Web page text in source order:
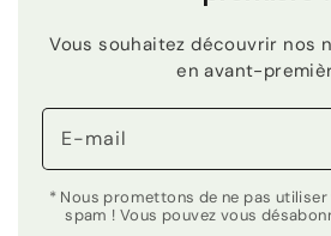
Vous souhaitez découvrir nos
en avant-
E-mail
* Nous promettons de ne pas
spam ! Vous pouvez vous